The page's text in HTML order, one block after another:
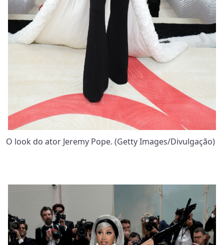
O look do ator Jeremy Pope. (Getty Images/Divulgação)